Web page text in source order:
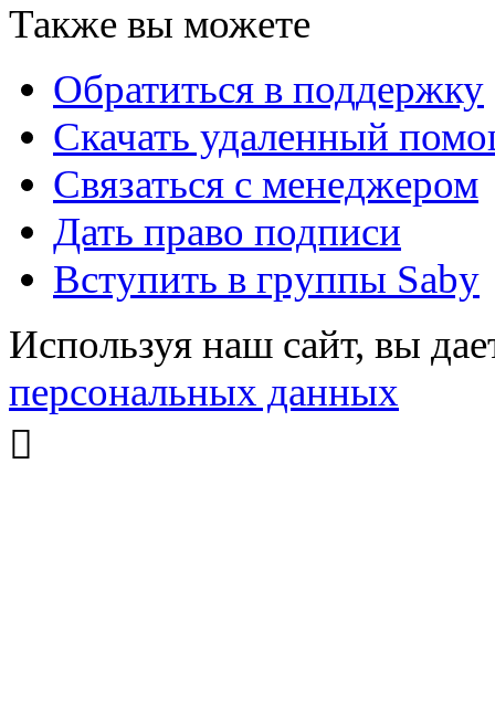
Также вы можете
Обратиться в поддержку
Скачать удаленный
Связаться с менеджером
Дать право подписи
Вступить в группы Saby
Используя наш сайт, вы
персональных данных
